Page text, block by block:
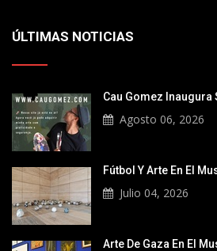
ÚLTIMAS NOTICIAS
Cau Gomez Inaugura
Agosto 06, 2026
Fútbol Y Arte En El
Julio 04, 2026
Arte De Gaza En El